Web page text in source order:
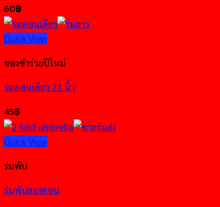
60฿
Quick View
ของชำร่วยปีใหม่
ร่มตอนเดียว 21 นิ้ว
45฿
Quick View
ร่มพับ
ร่มพับสองตอน